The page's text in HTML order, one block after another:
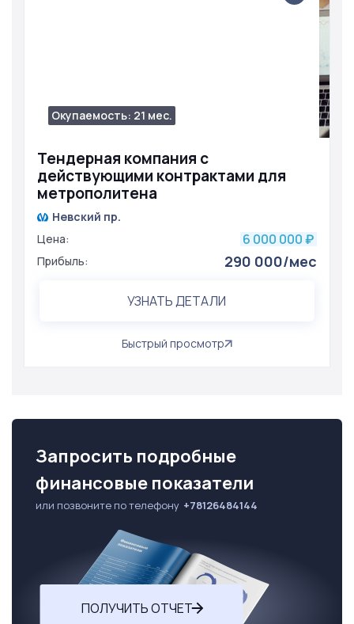
Тендерная компания с
действующими контрактами для
метрополитена
Окупаемость: 21 мес.
Невский пр.
Цена:
6 000 000 ₽
Прибыль: 290 000/мес
УЗНАТЬ ДЕТАЛИ
Быстрый просмотр
Запросить подробные
финансовые показатели
или позвоните по телефону +78126484144
ПОЛУЧИТЬ ОТЧЕТ